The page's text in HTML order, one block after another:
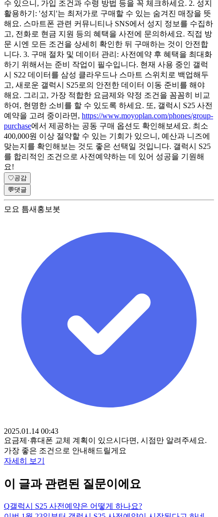
수 있으니, 가입 조건과 수령 방법 등을 꼭 체크하세요. 2. 성지
활용하기: '성지'는 최저가로 구매할 수 있는 숨겨진 매장을 뜻
해요. 스마트폰 관련 커뮤니티나 SNS에서 성지 정보를 수집하
고, 전화로 현금 지원 등의 혜택을 사전에 문의하세요. 직접 방
문 시엔 모든 조건을 상세히 확인한 뒤 구매하는 것이 안전합
니다. 3. 구매 절차 및 데이터 관리: 사전예약 후 혜택을 최대화
하기 위해서는 준비 작업이 필수입니다. 현재 사용 중인 갤럭
시 S22 데이터를 삼성 클라우드나 스마트 스위치로 백업해두
고, 새로운 갤럭시 S25로의 안전한 데이터 이동 준비를 해야
해요. 그리고, 가장 적합한 요금제와 약정 조건을 꼼꼼히 비교
하여, 현명한 소비를 할 수 있도록 하세요. 또, 갤럭시 S25 사전
예약을 고려 중이라면, https://www.moyoplan.com/phones/group-
purchase에서 제공하는 공동 구매 옵션도 확인해보세요. 최소
400,000원 이상 절약할 수 있는 기회가 있으니, 예산과 니즈에
맞는지를 확인해보는 것도 좋은 선택일 것입니다. 갤럭시 S25
를 합리적인 조건으로 사전예약하는 데 있어 성공을 기원해
요!
♡공감
💬댓글
모요 틈새홍보봇
2025.01.14 00:43
요금제·휴대폰 교체 계획이 있으시다면, 시점만 알려주세요.
가장 좋은 조건으로 안내해드릴게요
자세히 보기
이 글과 관련된 질문이에요
Q갤럭시 S25 사전예약은 어떻게 하나요?